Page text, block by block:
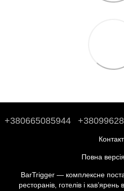
+380665085944
Повна
BarTrigger — комплексне
ресторанів, готелів і кав’ярень